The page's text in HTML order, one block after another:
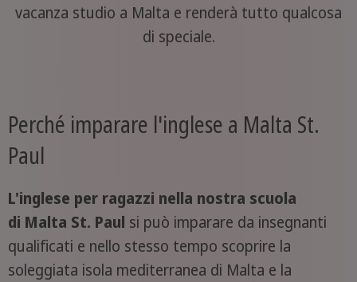
vacanza studio a Malta e renderà tutto qualcosa
di speciale.
Perché imparare l'inglese a Malta St.
Paul
L'inglese per ragazzi nella nostra scuola
di Malta St. Paul si può imparare da insegnanti
qualificati e nello stesso tempo scoprire la
soleggiata isola mediterranea di Malta e la